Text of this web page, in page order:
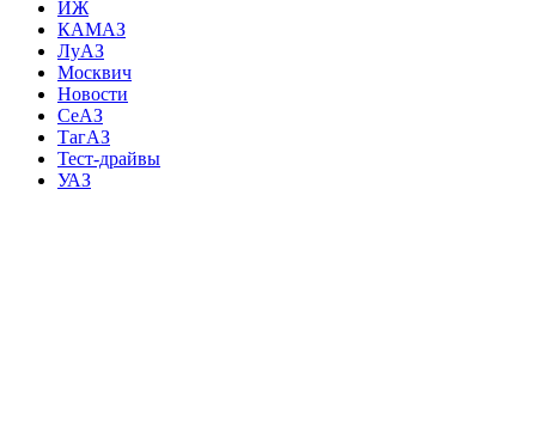
ИЖ
КАМАЗ
ЛуАЗ
Москвич
Новости
СеАЗ
ТагАЗ
Тест-драйвы
УАЗ